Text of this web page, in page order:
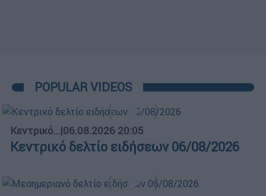
POPULAR VIDEOS
Κεντρικό...|06.08.2026 20:05
Κεντρικό δελτίο ειδήσεων 06/08/2026